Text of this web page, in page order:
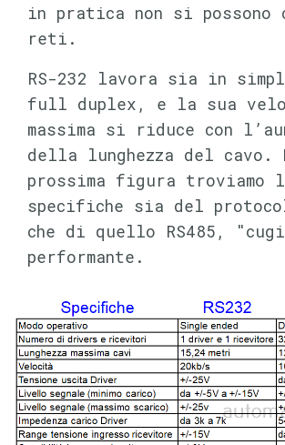
in pratica non si possono
reti.
RS-232 lavora sia in
full duplex, e la sua
massima si riduce con
della lunghezza del cavo.
prossima figura troviamo
specifiche sia del
che di quello RS485,
performante.